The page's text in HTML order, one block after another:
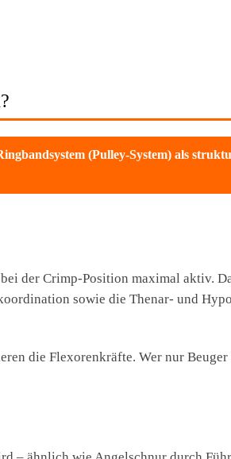
(Pulley-System) als
der Crimp-Position maximal aktiv.
sowie die Thenar- und
die Flexorenkräfte. Wer nur